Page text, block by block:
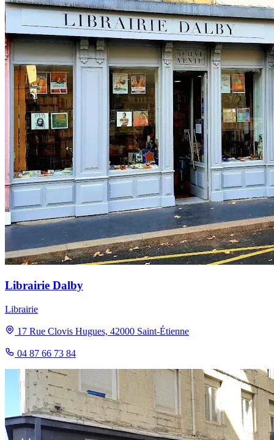
Librairie Dalby
Librairie
17 Rue Clovis Hugues, 42000 Saint-Étienne
04 87 66 73 84